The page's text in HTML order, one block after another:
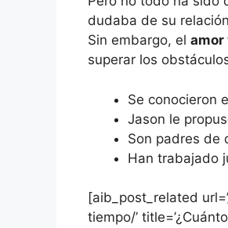
dudaba de su
Sin embargo, el amor
superar los
Se conocieron
Jason le
Son padres de
Han trabajado
[aib_post_related
tiempo/’